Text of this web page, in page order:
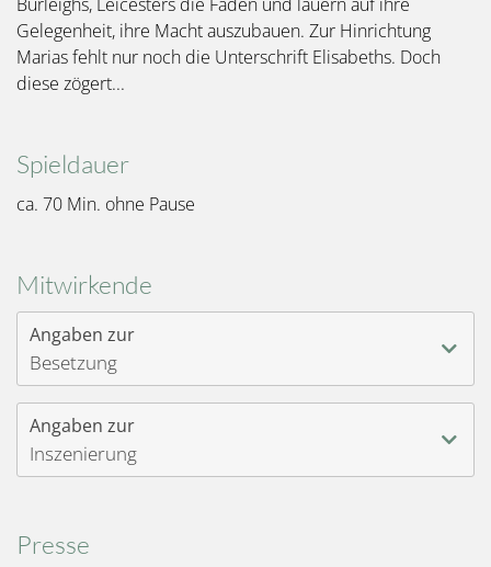
Gelegenheit, ihre Macht auszubauen. Zur Hinrichtung
Marias fehlt nur noch die Unterschrift Elisabeths. Doch
diese zögert...
Spieldauer
ca. 70 Min. ohne Pause
Mitwirkende
Angaben zur
Besetzung
Angaben zur
Inszenierung
Presse